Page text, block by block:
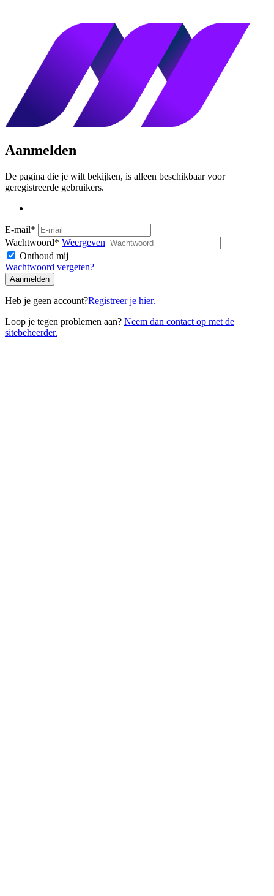
Aanmelden
De pagina die je wilt bekijken, is alleen beschikbaar voor
geregistreerde gebruikers.
E-mail*
Wachtwoord* Weergeven
Onthoud mij
Wachtwoord vergeten?
Heb je geen account?Registreer je hier.
Loop je tegen problemen aan? Neem dan contact op met de
sitebeheerder.